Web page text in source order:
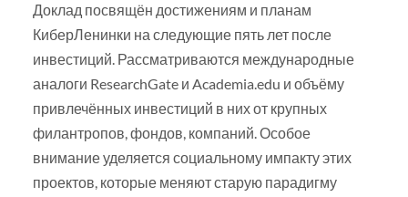
Доклад посвящён достижениям и планам
КиберЛенинки на следующие пять лет после
инвестиций. Рассматриваются международные
аналоги ResearchGate и Academia.edu и объёму
привлечённых инвестиций в них от крупных
филантропов, фондов, компаний. Особое
внимание уделяется социальному импакту этих
проектов, которые меняют старую парадигму